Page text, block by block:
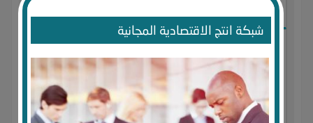
شبكة انتج الاقتصادية المجانية
تصنيع أحذية حريمي وأطفال